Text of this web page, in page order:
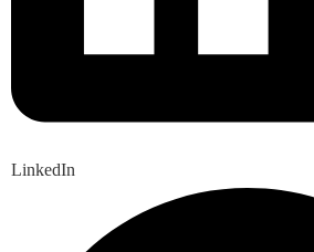
LinkedIn